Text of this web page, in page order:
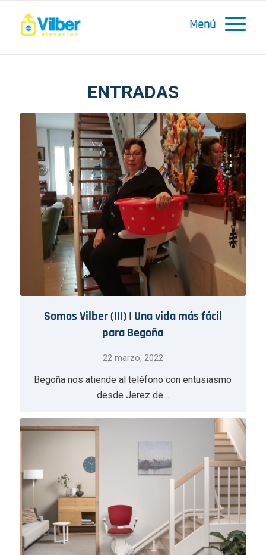
ENTRADAS
Somos Vilber (III) | Una vida más fácil
para Begoña
22 marzo, 2022
Begoña nos atiende al teléfono con entusiasmo
desde Jerez de…